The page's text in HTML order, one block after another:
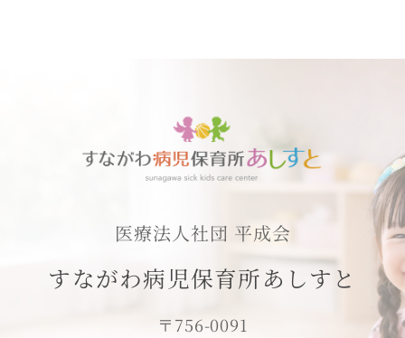
医療法人社団 平成会
すながわ病児保育所あしすと
〒756-0091